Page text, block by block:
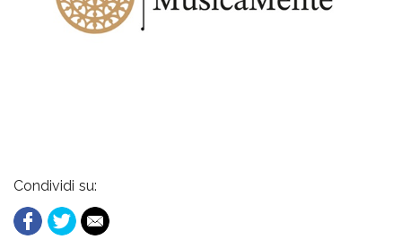
Condividi su: